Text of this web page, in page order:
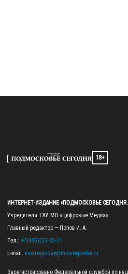
18+
ИНТЕРНЕТ-ИЗДАНИЕ «ПОДМОСКОВЬЕ СЕГОДНЯ.
Учредители: ГАУ МО «Цифровые Медиа»
Главный редактор — Попов И. А.
Тел.: +7(495)223-35-11
E-mail: mosregtoday@mosregtoday.ru
Зарегистрировано Федеральной службой по